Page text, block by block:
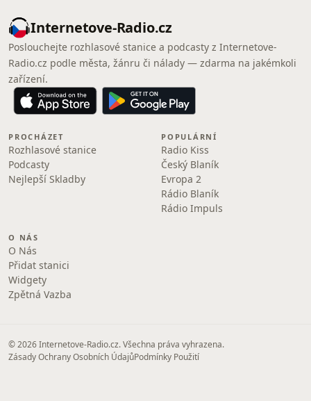
Internetove-Radio.cz
Poslouchejte rozhlasové stanice a podcasty z Internetove-
Radio.cz podle města, žánru či nálady — zdarma na jakémkoli
zařízení.
PROCHÁZET
Rozhlasové stanice
Podcasty
Nejlepší Skladby
POPULÁRNÍ
Radio Kiss
Český Blaník
Evropa 2
Rádio Blaník
Rádio Impuls
O NÁS
O Nás
Přidat stanici
Widgety
Zpětná Vazba
© 2026 Internetove-Radio.cz. Všechna práva vyhrazena.
Zásady Ochrany Osobních ÚdajůPodmínky Použití